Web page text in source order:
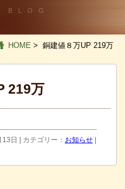
BLOG
HOME > 銅建値８万UP 219万
219万
日 | カテゴリー： お知らせ|